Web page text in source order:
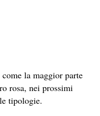
la maggior parte
rosa, nei prossimi
tipologie.